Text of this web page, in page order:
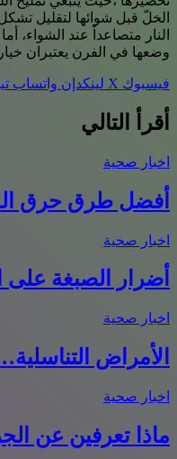
النار متصاعداً عند الشواء،
وضعها في الفرن يعتبران
فيسبوك ‫X لينكدإن واتساب
أقرأ التالي
اخبار صحية
أفضل طرق حرق
اخبار صحية
أضرار الصبغة على
اخبار صحية
الأمراض
اخبار صحية
ماذا تعرفين عن